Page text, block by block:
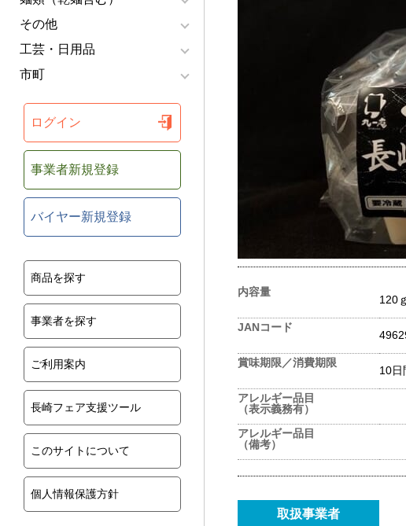
その他
工芸・日用品
市町
ログイン
事業者新規登録
バイヤー新規登録
商品を探す
事業者を探す
ご利用案内
長崎フェア支援ツール
このサイトについて
個人情報保護方針
内容量
120
JANコード
賞味期限／消費期限
10日
アレルギー品目
（表示義務有）
アレルギー品目
（備考）
取扱事業者